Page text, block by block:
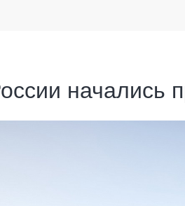
начались